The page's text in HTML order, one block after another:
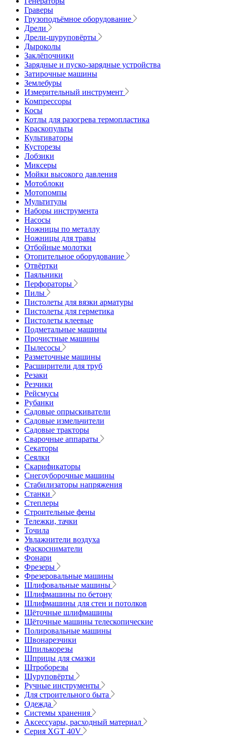
Граверы
Грузоподъёмное оборудование
Дрели
Дрели-шуруповёрты
Дыроколы
Заклёпочники
Зарядные и пуско-зарядные устройства
Затирочные машины
Землебуры
Измерительный инструмент
Компрессоры
Косы
Котлы для разогрева термопластика
Краскопульты
Культиваторы
Кусторезы
Лобзики
Миксеры
Мойки высокого давления
Мотоблоки
Мотопомпы
Мультитулы
Наборы инструмента
Насосы
Ножницы по металлу
Ножницы для травы
Отбойные молотки
Отопительное оборудование
Отвёртки
Паяльники
Перфораторы
Пилы
Пистолеты для вязки арматуры
Пистолеты для герметика
Пистолеты клеевые
Подметальные машины
Прочистные машины
Пылесосы
Разметочные машины
Расширители для труб
Резаки
Резчики
Рейсмусы
Рубанки
Садовые опрыскиватели
Садовые измельчители
Садовые тракторы
Сварочные аппараты
Секаторы
Сеялки
Скарификаторы
Снегоуборочные машины
Стабилизаторы напряжения
Станки
Степлеры
Строительные фены
Тележки, тачки
Точила
Увлажнители воздуха
Фаскосниматели
Фонари
Фрезеры
Фрезеровальные машины
Шлифовальные машины
Шлифмашины по бетону
Шлифмашины для стен и потолков
Щёточные шлифмашины
Щёточные машины телескопические
Полировальные машины
Швонарезчики
Шпилькорезы
Шприцы для смазки
Штроборезы
Шуруповёрты
Ручные инструменты
Для строительного быта
Одежда
Системы хранения
Аксессуары, расходный материал
Серия XGT 40V